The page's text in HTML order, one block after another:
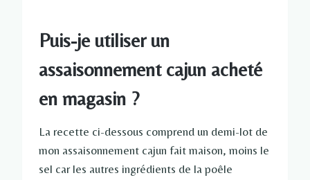
Puis-je utiliser un
assaisonnement cajun acheté
en magasin ?
La recette ci-dessous comprend un demi-lot de
mon assaisonnement cajun fait maison, moins le
sel car les autres ingrédients de la poêle